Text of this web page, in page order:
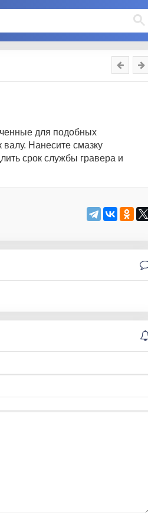
для подобных
валу. Нанесите смазку
срок службы гравера и